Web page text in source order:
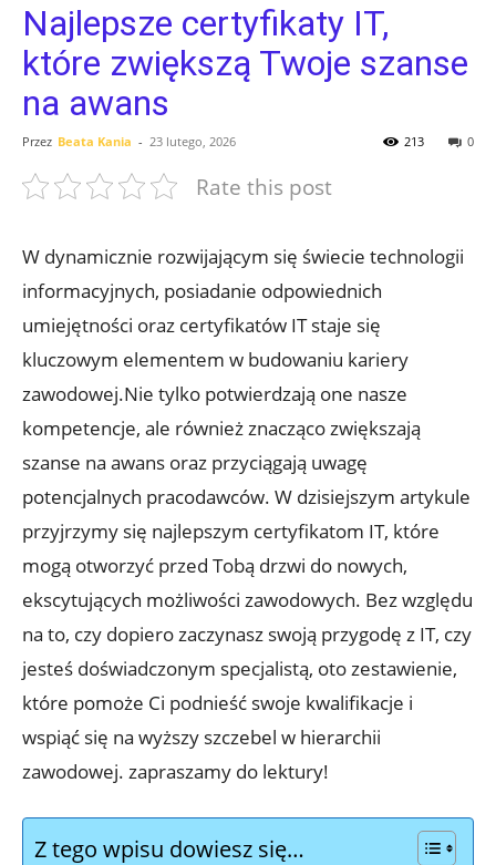
Najlepsze certyfikaty IT,
które zwiększą Twoje szanse
na awans
Przez Beata Kania - 23 lutego, 2026 0
213
Rate this post
W dynamicznie rozwijającym się świecie technologii
informacyjnych, posiadanie odpowiednich
umiejętności oraz certyfikatów IT staje się
kluczowym elementem w budowaniu kariery
zawodowej.Nie tylko potwierdzają one nasze
kompetencje, ale również znacząco zwiększają
szanse na awans oraz przyciągają uwagę
potencjalnych pracodawców. W dzisiejszym artykule
przyjrzymy się najlepszym certyfikatom IT, które
mogą otworzyć przed Tobą drzwi do nowych,
ekscytujących możliwości zawodowych. Bez względu
na to, czy dopiero zaczynasz swoją przygodę z IT, czy
jesteś doświadczonym specjalistą, oto zestawienie,
które pomoże Ci podnieść swoje kwalifikacje i
wspiąć się na wyższy szczebel w hierarchii
zawodowej. zapraszamy do lektury!
Z tego wpisu dowiesz się…